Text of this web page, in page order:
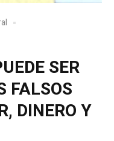
SER
FALSOS
DINERO Y